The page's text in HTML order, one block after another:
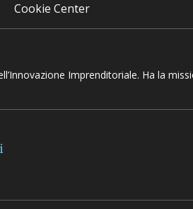
Cookie Center
Imprenditoriale. Ha la